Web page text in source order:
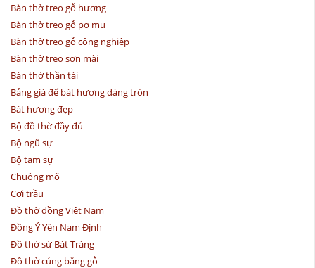
Bàn thờ treo gỗ hương
Bàn thờ treo gỗ pơ mu
Bàn thờ treo gỗ công nghiệp
Bàn thờ treo sơn mài
Bàn thờ thần tài
Bảng giá đế bát hương dáng tròn
Bát hương đẹp
Bộ đồ thờ đầy đủ
Bộ ngũ sự
Bộ tam sự
Chuông mõ
Cơi trầu
Đồ thờ đồng Việt Nam
Đồng Ý Yên Nam Định
Đồ thờ sứ Bát Tràng
Đồ thờ cúng bằng gỗ